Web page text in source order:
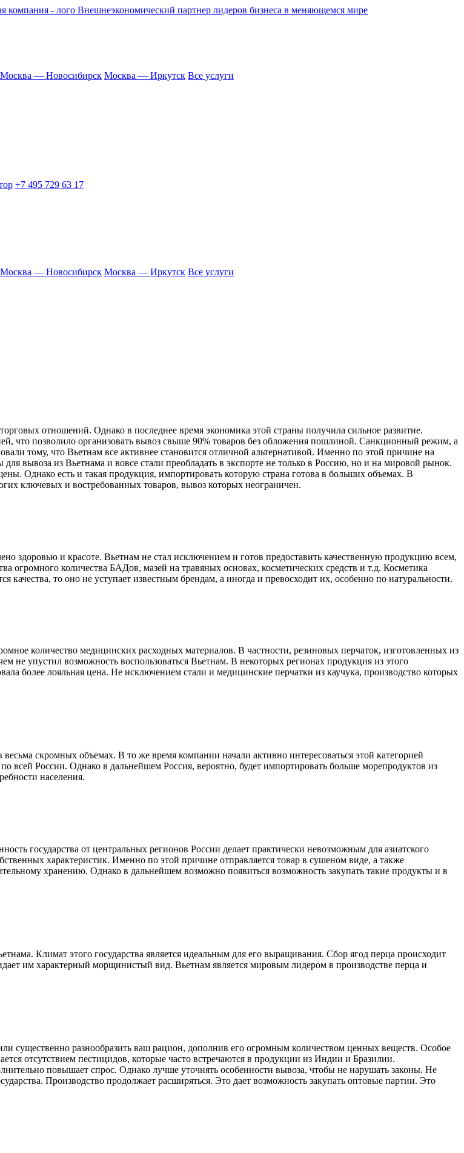
Внешнеэкономический партнер лидеров бизнеса в меняющемся мире
Москва — Новосибирск Москва — Иркутск Все услуги
+7 495 729 63 17
Москва — Новосибирск Москва — Иркутск Все услуги
отношений. Однако в последнее время экономика этой страны получила сильное развитие.
что позволило организовать вывоз свыше 90% товаров без обложения пошлиной. Санкционный режим, а
тому, что Вьетнам все активнее становится отличной альтернативой. Именно по этой причине на
вывоза из Вьетнама и вовсе стали преобладать в экспорте не только в Россию, но и на мировой рынок.
Однако есть и такая продукция, импортировать которую страна готова в больших объемах. В
ключевых и востребованных товаров, вывоз которых неограничен.
здоровью и красоте. Вьетнам не стал исключением и готов предоставить качественную продукцию всем,
огромного количества БАДов, мазей на травяных основах, косметических средств и т.д. Косметика
то оно не уступает известным брендам, а иногда и превосходит их, особенно по натуральности.
количество медицинских расходных материалов. В частности, резиновых перчаток, изготовленных из
не упустил возможность воспользоваться Вьетнам. В некоторых регионах продукция из этого
более лояльная цена. Не исключением стали и медицинские перчатки из каучука, производство которых
скромных объемах. В то же время компании начали активно интересоваться этой категорией
всей России. Однако в дальнейшем Россия, вероятно, будет импортировать больше морепродуктов из
населения.
государства от центральных регионов России делает практически невозможным для азиатского
характеристик. Именно по этой причине отправляется товар в сушеном виде, а также
хранению. Однако в дальнейшем возможно появиться возможность закупать такие продукты и в
Климат этого государства является идеальным для его выращивания. Сбор ягод перца происходит
им характерный морщинистый вид. Вьетнам является мировым лидером в производстве перца и
существенно разнообразить ваш рацион, дополнив его огромным количеством ценных веществ. Особое
отсутствием пестицидов, которые часто встречаются в продукции из Индии и Бразилии.
повышает спрос. Однако лучше уточнять особенности вывоза, чтобы не нарушать законы. Не
Производство продолжает расширяться. Это дает возможность закупать оптовые партии. Это